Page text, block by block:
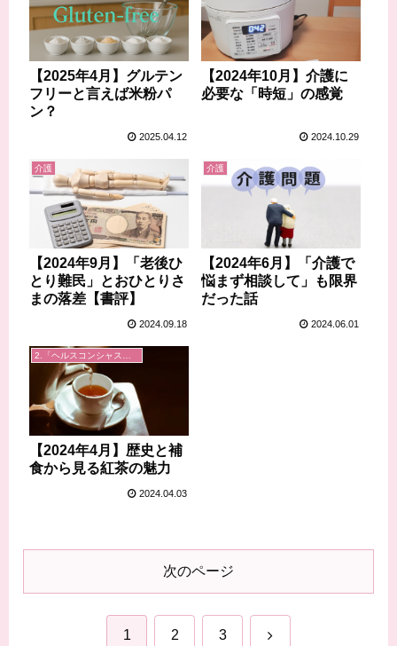
【2025年4月】グルテン
フリーと言えば米粉パ
ン？
2025.04.12
【2024年10月】介護に
必要な「時短」の感覚
2024.10.29
介護
【2024年9月】「老後ひ
とり難民」とおひとりさ
まの落差【書評】
2024.09.18
介護
【2024年6月】「介護で
悩まず相談して」も限界
だった話
2024.06.01
2.「ヘルスコンシャスラボ」事業
【2024年4月】歴史と補
食から見る紅茶の魅力
2024.04.03
次のページ
1 2 3 次